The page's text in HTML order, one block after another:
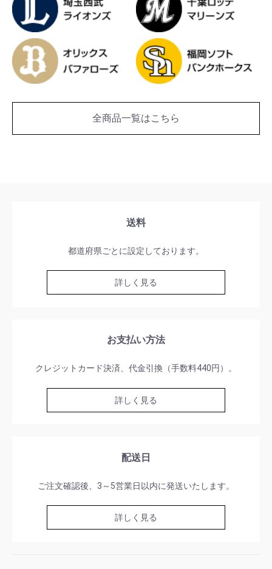
全商品一覧はこちら
送料
都道府県ごとに設定しております。
詳しく見る
お支払い方法
クレジットカード決済、代金引換（手数料440円）。
詳しく見る
配送日
ご注文確認後、3～5営業日以内に発送いたします。
詳しく見る